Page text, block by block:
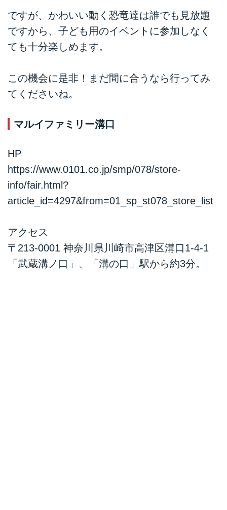
ですが、かわいい動く恐竜達は誰でも見放題
ですから、子ども用のイベントに参加しなく
ても十分楽しめます。
この機会に是非！まだ間に合うなら行ってみ
てくださいね。
マルイファミリー溝口
HP
https://www.0101.co.jp/smp/078/store-
info/fair.html?
article_id=4297&from=01_sp_st078_store_list
アクセス
〒213-0001 神奈川県川崎市高津区溝口1-4-1
「武蔵溝ノ口」、「溝の口」駅から約3分。